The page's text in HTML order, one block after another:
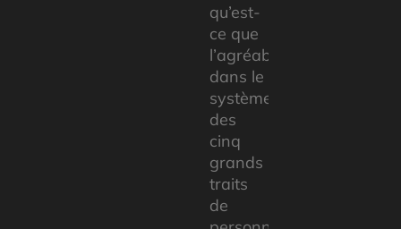
qu’est-
ce que
l’agréabilité
dans le
système
des
cinq
grands
traits
de